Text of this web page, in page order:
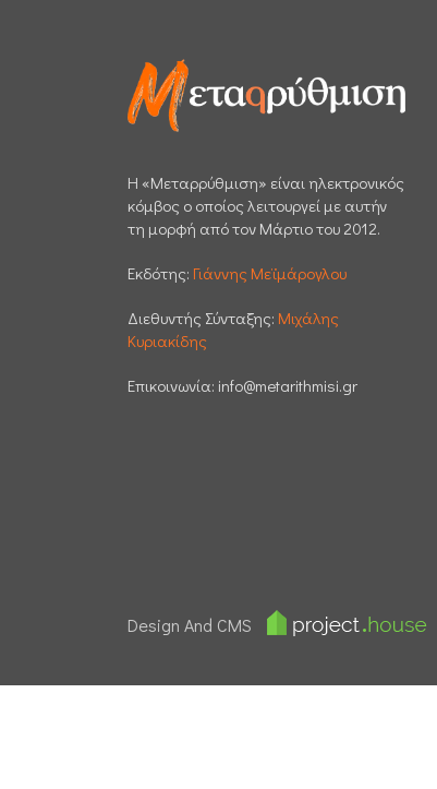
H «Μεταρρύθμιση» είναι ηλεκτρονικός
κόμβος ο οποίος λειτουργεί με αυτήν
τη μορφή από τον Μάρτιο του 2012.
Εκδότης: Γιάννης Μεϊμάρογλου
Διεθυντής Σύνταξης: Μιχάλης
Κυριακίδης
Επικοινωνία: info@metarithmisi.gr
Design And CMS